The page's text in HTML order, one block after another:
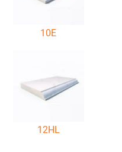
10E
12HL